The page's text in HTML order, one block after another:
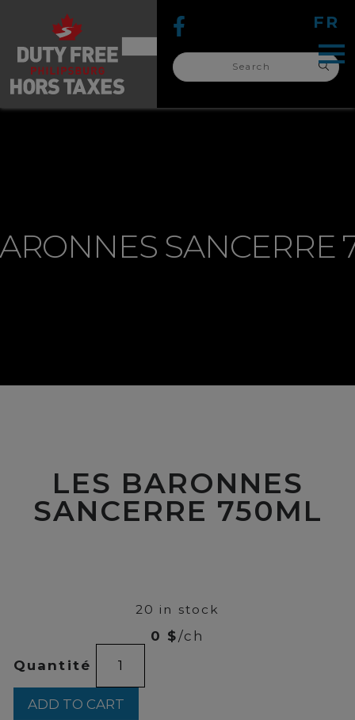
for:
FR
search
for:
SANCERRE
LES BARONNES
SANCERRE 750ML
20 in stock
0 $/ch
Quantité
BARONNES
750ML
quantity
ADD TO CART